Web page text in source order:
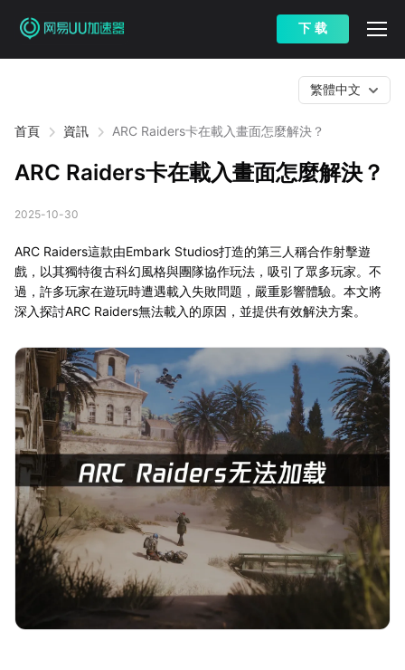
下 载
首頁 資訊 ARC Raiders卡在載入畫面怎麼解決？
繁體中文
ARC Raiders卡在載入畫面怎麼解決？
2025-10-30
ARC Raiders這款由Embark Studios打造的第三人稱合作射擊遊
戲，以其獨特復古科幻風格與團隊協作玩法，吸引了眾多玩家。不
過，許多玩家在遊玩時遭遇載入失敗問題，嚴重影響體驗。本文將
深入探討ARC Raiders無法載入的原因，並提供有效解決方案。